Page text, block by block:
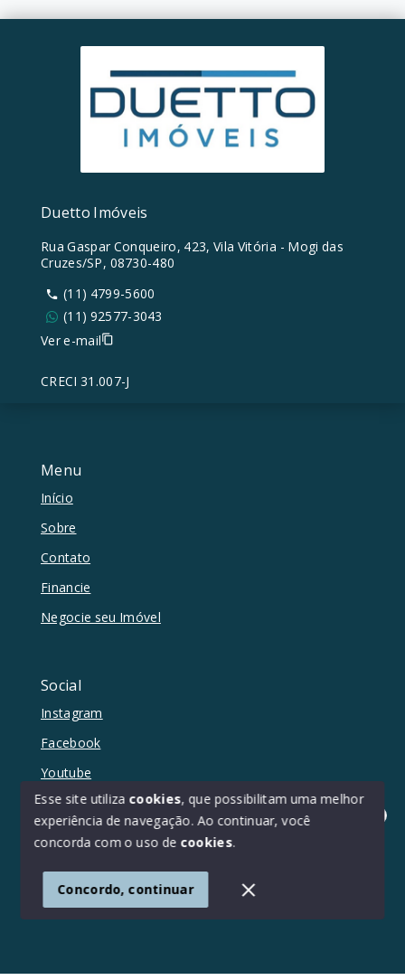
Olá! Estamos disponíveis para te ajudar.
Menu
Início
Sobre
Contato
Financie
Negocie seu Imóvel
Social
Instagram
Facebook
Youtube
© Copyright 2026 - Duetto Imóveis - Todos os direitos
SITE PARA IMOBILIARIA
Duetto Imóveis
Rua Gaspar Conqueiro, 423, Vila Vitória - Mogi das
Cruzes/SP, 08730-480
(11) 4799-5600
(11) 92577-3043
Ver e-mail
CRECI 31.007-J
Esse site utiliza cookies, que possibilitam uma melhor
experiência de navegação. Ao continuar, você
concorda com o uso de cookies.
Concordo, continuar